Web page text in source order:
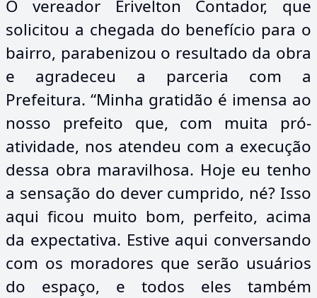
O vereador Erivelton Contador, que
solicitou a chegada do benefício para o
bairro, parabenizou o resultado da obra
e agradeceu a parceria com a
Prefeitura. “Minha gratidão é imensa ao
nosso prefeito que, com muita pró-
atividade, nos atendeu com a execução
dessa obra maravilhosa. Hoje eu tenho
a sensação do dever cumprido, né? Isso
aqui ficou muito bom, perfeito, acima
da expectativa. Estive aqui conversando
com os moradores que serão usuários
do espaço, e todos eles também